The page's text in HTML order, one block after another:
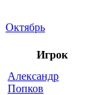
Октябрь
Игрок
Александр
Попков